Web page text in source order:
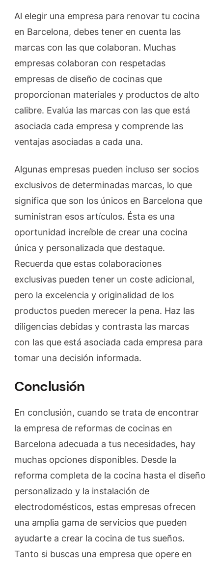
Al elegir una empresa para renovar tu cocina
en Barcelona, debes tener en cuenta las
marcas con las que colaboran. Muchas
empresas colaboran con respetadas
empresas de diseño de cocinas que
proporcionan materiales y productos de alto
calibre. Evalúa las marcas con las que está
asociada cada empresa y comprende las
ventajas asociadas a cada una.
Algunas empresas pueden incluso ser socios
exclusivos de determinadas marcas, lo que
significa que son los únicos en Barcelona que
suministran esos artículos. Ésta es una
oportunidad increíble de crear una cocina
única y personalizada que destaque.
Recuerda que estas colaboraciones
exclusivas pueden tener un coste adicional,
pero la excelencia y originalidad de los
productos pueden merecer la pena. Haz las
diligencias debidas y contrasta las marcas
con las que está asociada cada empresa para
tomar una decisión informada.
Conclusión
En conclusión, cuando se trata de encontrar
la empresa de reformas de cocinas en
Barcelona adecuada a tus necesidades, hay
muchas opciones disponibles. Desde la
reforma completa de la cocina hasta el diseño
personalizado y la instalación de
electrodomésticos, estas empresas ofrecen
una amplia gama de servicios que pueden
ayudarte a crear la cocina de tus sueños.
Tanto si buscas una empresa que opere en